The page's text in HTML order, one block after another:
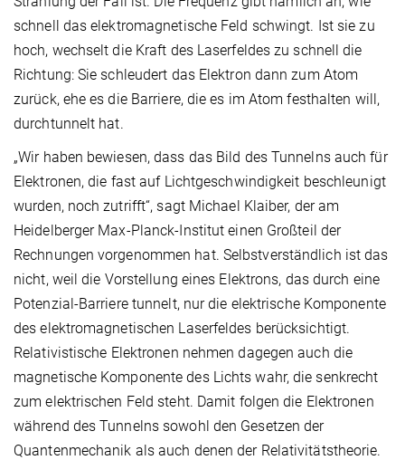
schnell das elektromagnetische Feld schwingt. Ist sie zu
hoch, wechselt die Kraft des Laserfeldes zu schnell die
Richtung: Sie schleudert das Elektron dann zum Atom
zurück, ehe es die Barriere, die es im Atom festhalten will,
durchtunnelt hat.
„Wir haben bewiesen, dass das Bild des Tunnelns auch für
Elektronen, die fast auf Lichtgeschwindigkeit beschleunigt
wurden, noch zutrifft“, sagt Michael Klaiber, der am
Heidelberger Max-Planck-Institut einen Großteil der
Rechnungen vorgenommen hat. Selbstverständlich ist das
nicht, weil die Vorstellung eines Elektrons, das durch eine
Potenzial-Barriere tunnelt, nur die elektrische Komponente
des elektromagnetischen Laserfeldes berücksichtigt.
Relativistische Elektronen nehmen dagegen auch die
magnetische Komponente des Lichts wahr, die senkrecht
zum elektrischen Feld steht. Damit folgen die Elektronen
während des Tunnelns sowohl den Gesetzen der
Quantenmechanik als auch denen der Relativitätstheorie.